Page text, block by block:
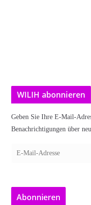
WILIH abonnieren
Geben Sie Ihre E-Mail-
Benachrichtigungen über
Abonnieren